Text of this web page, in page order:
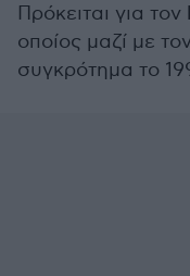
Πρόκειται για τον
οποίος μαζί με
συγκρότημα το